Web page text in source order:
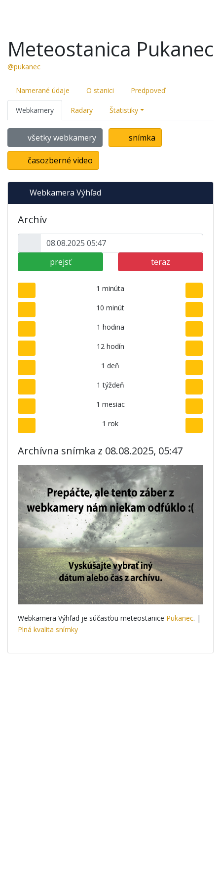
Meteostanica Pukanec
@pukanec
Namerané údaje O stanici Predpoveď
Webkamery Radary Štatistiky
všetky webkamery snímka
časozberné video
Webkamera Výhľad
Archív
prejsť teraz
1 minúta
10 minút
1 hodina
12 hodín
1 deň
1 týždeň
1 mesiac
1 rok
Archívna snímka z 08.08.2025, 05:47
Webkamera Výhľad je súčasťou meteostanice Pukanec. |
Plná kvalita snímky